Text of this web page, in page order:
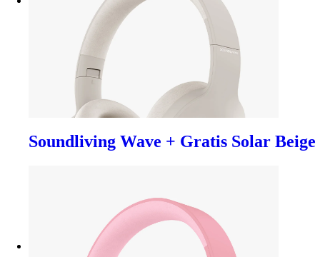
Soundliving Wave + Gratis Solar Beige